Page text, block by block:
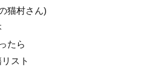
猫村さん)
たら
スト